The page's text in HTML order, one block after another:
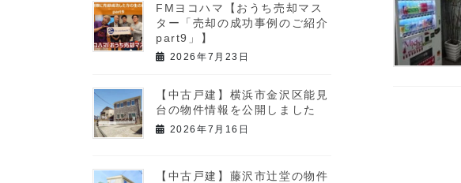
FMヨコハマ【おうち売却マス
ター「売却の成功事例のご紹介
part9」】
2026年7月23日
【中古戸建】横浜市金沢区能見
台の物件情報を公開しました
2026年7月16日
【中古戸建】藤沢市辻堂の物件